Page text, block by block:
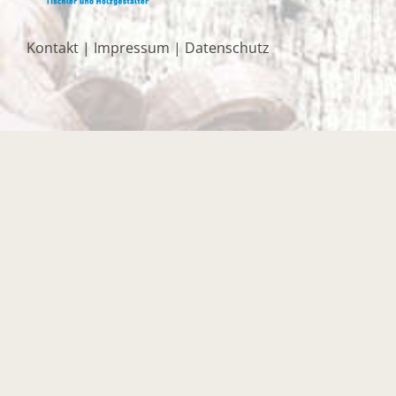
Kontakt | Impressum | Datenschutz